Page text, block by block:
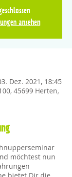
ansehen
Dez. 2021, 18:45
45699 Herten,
möchtest nun